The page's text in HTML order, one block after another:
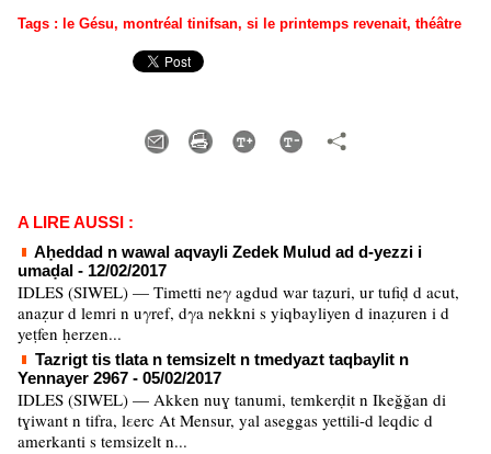
Tags : le Gésu, montréal tinifsan, si le printemps revenait, théâtre
A LIRE AUSSI :
Aḥeddad n wawal aqvayli Zedek Mulud ad d-yezzi i
umaḍal - 12/02/2017
IDLES (SIWEL) — Timetti neγ agdud war taẓuri, ur tufiḍ d acut,
anaẓur d lemri n uγref, dγa nekkni s yiqbayliyen d inaẓuren i d
yeṭfen ḥerzen...
Tazrigt tis tlata n temsizelt n tmedyazt taqbaylit n
Yennayer 2967 - 05/02/2017
IDLES (SIWEL) — Akken nuɣ tanumi, temkerḍit n Ikeğğan di
tɣiwant n tifra, lεerc At Mensur, yal aseggas yettili-d leqdic d
amerkanti s temsizelt n...